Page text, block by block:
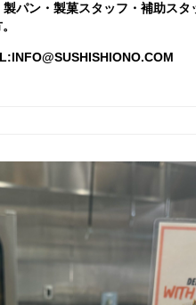
製パン・製菓スタッフ・補助ス